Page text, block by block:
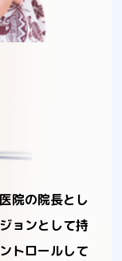
院の院長とし
ョンとして持
トロールして